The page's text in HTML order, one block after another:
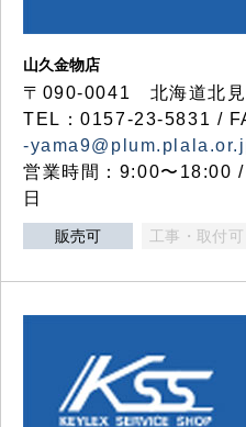
山久金物店
〒090-0041 北海道北見
TEL：0157-23-5831 /
-
営業時間：9:00〜18:00
日
販売可 工事・取付可